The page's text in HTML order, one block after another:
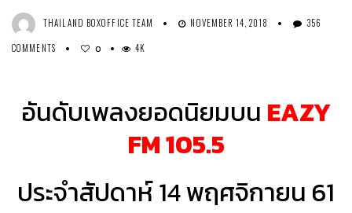
THAILAND BOXOFFICE TEAM NOVEMBER 14, 2018
356
COMMENTS
0 4K
อันดับเพลงยอดนิยมบน EAZY
FM 105.5
ประจำสัปดาห์ 14 พฤศจิกายน 61